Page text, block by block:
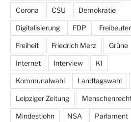
Corona CSU Demokratie
Digitalisierung FDP
Freiheit Friedrich Merz Grüne
Internet Interview KI
Kommunalwahl Landtagswahl
Leipziger Zeitung
Mindestlohn NSA Parlament